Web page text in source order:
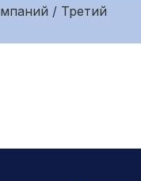
/ Третий